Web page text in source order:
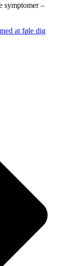
symptomer –
at føle dig